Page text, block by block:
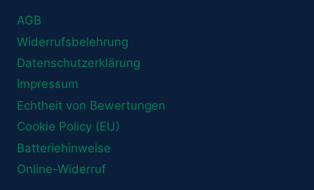
AGB
Widerrufsbelehrung
Datenschutzerklärung
Impressum
Echtheit von Bewertungen
Cookie Policy (EU)
Batteriehinweise
Online-Widerruf